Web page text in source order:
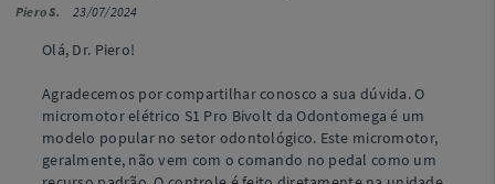
Piero S. 23/07/2024
Olá, Dr. Piero!
Agradecemos por compartilhar conosco a sua dúvida. O
micromotor elétrico S1 Pro Bivolt da Odontomega é um
modelo popular no setor odontológico. Este micromotor,
geralmente, não vem com o comando no pedal como um